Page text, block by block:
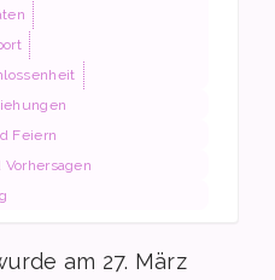
Feiern
am 27. März